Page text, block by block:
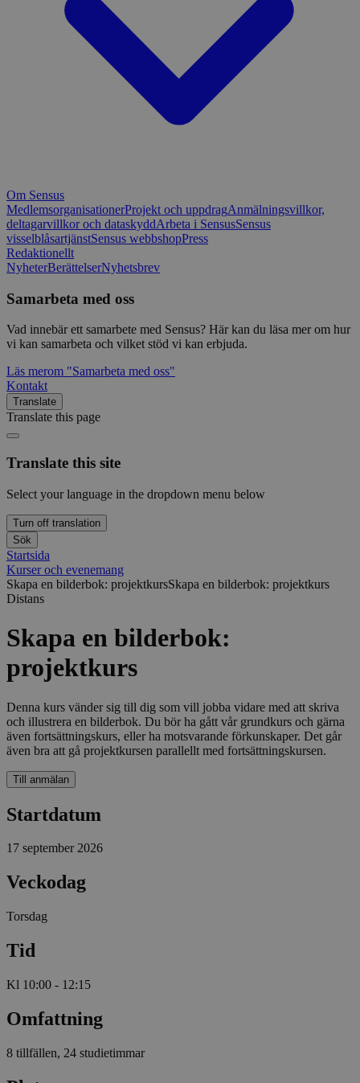
Om Sensus
MedlemsorganisationerProjekt och uppdragAnmälningsvillkor,
deltagarvillkor och dataskyddArbeta i SensusSensus
visselblåsartjänstSensus webbshopPress
Redaktionellt
NyheterBerättelserNyhetsbrev
Samarbeta med oss
Vad innebär ett samarbete med Sensus? Här kan du läsa mer om hur
vi kan samarbeta och vilket stöd vi kan erbjuda.
Läs merom "Samarbeta med oss"
Kontakt
Translate
Translate this page
Translate this site
Select your language in the dropdown menu below
Turn off translation
Sök
Startsida
Kurser och evenemang
Skapa en bilderbok: projektkursSkapa en bilderbok: projektkurs
Distans
Skapa en bilderbok:
projektkurs
Denna kurs vänder sig till dig som vill jobba vidare med att skriva
och illustrera en bilderbok. Du bör ha gått vår grundkurs och gärna
även fortsättningskurs, eller ha motsvarande förkunskaper. Det går
även bra att gå projektkursen parallellt med fortsättningskursen.
Till anmälan
Startdatum
17 september 2026
Veckodag
Torsdag
Tid
Kl 10:00 - 12:15
Omfattning
8 tillfällen, 24 studietimmar